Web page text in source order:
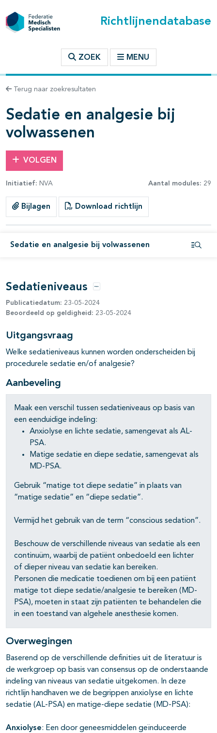
Richtlijnendatabase
ZOEK MENU
Terug naar zoekresultaten
Sedatie en analgesie bij
volwassenen
VOLGEN
Initiatief: NVA Aantal modules: 29
Bijlagen Download richtlijn
Sedatie en analgesie bij volwassenen
binnen deze richtlijn
open- en dichtklappen
Sedatieniveaus Opties
Publicatiedatum: 23-05-2024
Beoordeeld op geldigheid: 23-05-2024
Uitgangsvraag
Welke sedatieniveaus kunnen worden onderscheiden bij
procedurele sedatie en/of analgesie?
Aanbeveling
Maak een verschil tussen sedatieniveaus op basis van
een eenduidige indeling:
Anxiolyse en lichte sedatie, samengevat als AL-
PSA.
Matige sedatie en diepe sedatie, samengevat als
MD-PSA.
Gebruik “matige tot diepe sedatie” in plaats van
“matige sedatie” en “diepe sedatie”.
Vermijd het gebruik van de term “conscious sedation”.
Beschouw de verschillende niveaus van sedatie als een
continuüm, waarbij de patiënt onbedoeld een lichter
of dieper niveau van sedatie kan bereiken.
Personen die medicatie toedienen om bij een patiënt
matige tot diepe sedatie/analgesie te bereiken (MD-
PSA), moeten in staat zijn patiënten te behandelen die
in een toestand van algehele anesthesie komen.
Overwegingen
Baserend op de verschillende definities uit de literatuur is
de werkgroep op basis van consensus op de onderstaande
indeling van niveaus van sedatie uitgekomen. In deze
richtlijn handhaven we de begrippen anxiolyse en lichte
sedatie (AL-PSA) en matige-diepe sedatie (MD-PSA):
Anxiolyse: Een door geneesmiddelen geïnduceerde